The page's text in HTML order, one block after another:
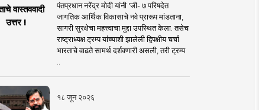
वास्तववादी
उत्तर !
पंतप्रधान नरेंद्र मोदी यांनी 'जी- ७ परिषदेत
जागतिक आर्थिक विकासाचे नवे प्रारूप मांडताना,
सागरी सुरक्षेचा महत्त्वाचा मुद्दा उपस्थित केला. तसेच
राष्ट्राध्यक्ष ट्रम्प यांच्याशी झालेली द्विपक्षीय चर्चा
भारताचे वाढते सामर्थ दर्शवणारी असली, तरी ट्रम्प
१८ जून २०२६